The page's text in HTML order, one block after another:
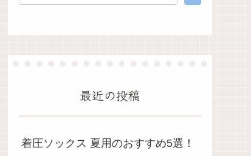
最近の投稿
着圧ソックス 夏用のおすすめ5選！